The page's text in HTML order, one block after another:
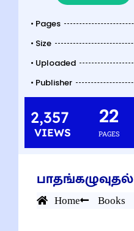
• Pages
• Size
• Uploaded
• Publisher
2,357
VIEWS PAGES
22
பாதங்கழுவுதல்
Home Books